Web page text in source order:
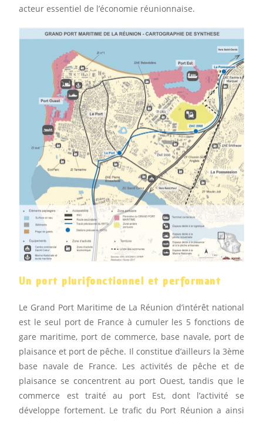
acteur essentiel de l’économie réunionnaise.
Un port plurifonctionnel et performant
Le Grand Port Maritime de La Réunion d’intérêt national
est le seul port de France à cumuler les 5 fonctions de
gare maritime, port de commerce, base navale, port de
plaisance et port de pêche. Il constitue d’ailleurs la 3ème
base navale de France. Les activités de pêche et de
plaisance se concentrent au port Ouest, tandis que le
commerce est traité au port Est, dont l’activité se
développe fortement. Le trafic du Port Réunion a ainsi